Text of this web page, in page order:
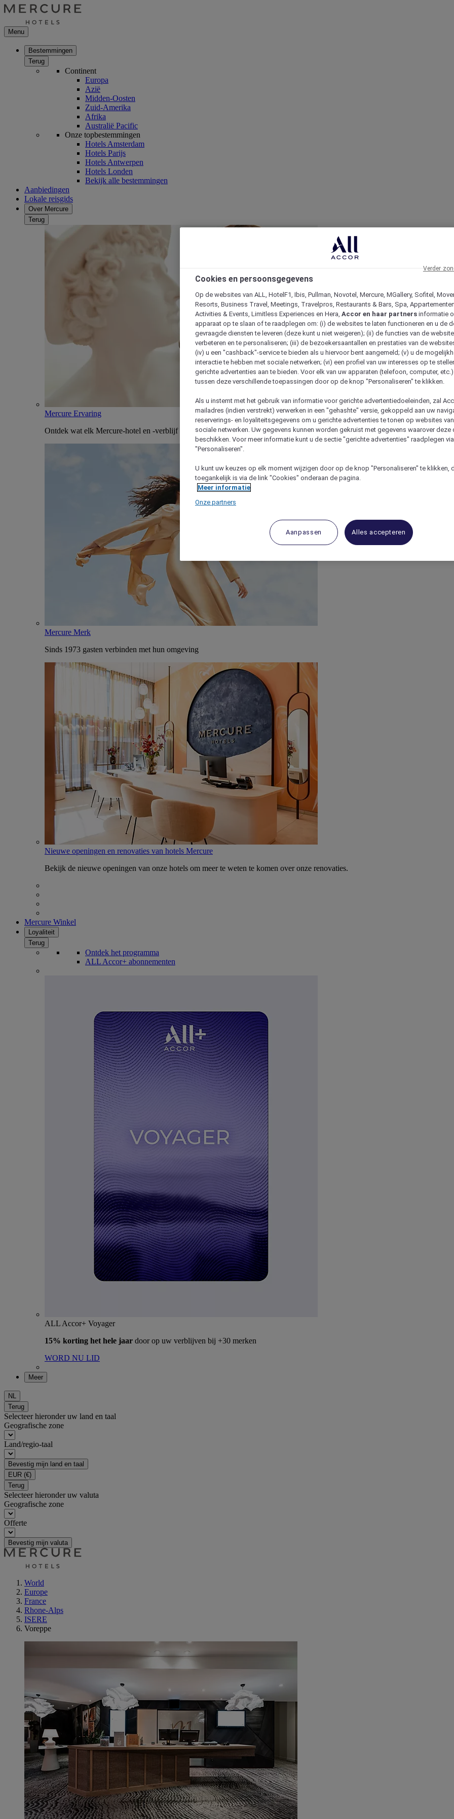
Menu
Bestemmingen
Terug
Continent
Europa
Azië
Midden-Oosten
Zuid-Amerika
Afrika
Australië Pacific
Onze topbestemmingen
Hotels Amsterdam
Hotels Parijs
Hotels Antwerpen
Hotels Londen
Bekijk alle bestemmingen
Aanbiedingen
Lokale reisgids
Over Mercure
Terug
Mercure Ervaring
Ontdek wat elk Mercure-hotel en -verblijf uniek maakt
Mercure Merk
Sinds 1973 gasten verbinden met hun omgeving
Nieuwe openingen en renovaties van hotels Mercure
Bekijk de nieuwe openingen van onze hotels om meer te weten te komen over onze renovaties.
Mercure Winkel
Loyaliteit
Terug
Ontdek het programma
ALL Accor+ abonnementen
ALL Accor+ Voyager
15% korting het hele jaar door op uw verblijven bij +30 merken
WORD NU LID
Meer
NL
Terug
Selecteer hieronder uw land en taal
Geografische zone
Land/regio-taal
Bevestig mijn land en taal
EUR (€)
Terug
Selecteer hieronder uw valuta
Geografische zone
Offerte
Bevestig mijn valuta
World
Europe
France
Rhone-Alps
ISERE
Voreppe
Cookies en persoonsgegevens
Op de websites van ALL, HotelF1, Ibis, Pullman, Novotel, Mercure, MGallery, Sofitel,
Resorts, Business Travel, Meetings, Travelpros, Restaurants & Bars, Spa,
Activities & Events, Limitless Experiences en Hera, Accor en haar partners informatie
apparaat op te slaan of te raadplegen om: (i) de websites te laten functioneren en u de
gevraagde diensten te leveren (deze kunt u niet weigeren); (ii) de functies van de
verbeteren en te personaliseren; (iii) de bezoekersaantallen en prestaties van de
(iv) u een "cashback"-service te bieden als u hiervoor bent aangemeld; (v) u de
interactie te hebben met sociale netwerken; (vi) een profiel van uw interesses op te
gerichte advertenties aan te bieden. Voor elk van uw apparaten (telefoon, computer,
tussen deze verschillende toepassingen door op de knop "Personaliseren" te klikken.
Als u instemt met het gebruik van informatie voor gerichte advertentiedoeleinden, zal
mailadres (indien verstrekt) verwerken in een "gehashte" versie, gekoppeld aan uw
reserverings- en loyaliteitsgegevens om u gerichte advertenties te tonen op websites
sociale netwerken. Uw gegevens kunnen worden gekruist met gegevens waarover deze
beschikken. Voor meer informatie kunt u de sectie "gerichte advertenties" raadplegen
"Personaliseren".
U kunt uw keuzes op elk moment wijzigen door op de knop "Personaliseren" te klikken,
toegankelijk is via de link "Cookies" onderaan de pagina.
Meer informatie
Onze partners
Aanpassen Alles accepteren
Verder